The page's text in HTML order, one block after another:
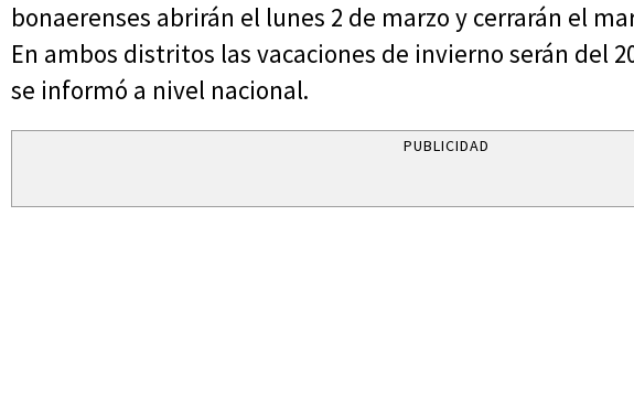
bonaerenses abrirán el lunes 2 de marzo y cerrarán el
En ambos distritos las vacaciones de invierno serán del
se informó a nivel nacional.
PUBLICIDAD